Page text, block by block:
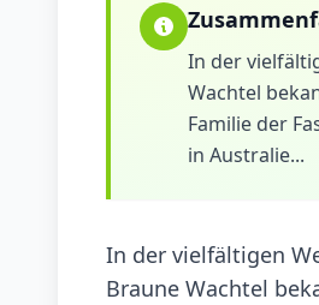
In der
Wachtel
Familie der
in Australie...
In der vielfältigen
Braune Wachtel